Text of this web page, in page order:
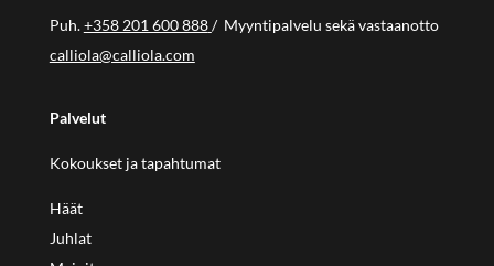
Puh.+358 201 600 888/ Myyntipalvelu sekä vastaanotto
calliola@calliola.com
Palvelut
Kokoukset ja tapahtumat
Häät
Juhlat